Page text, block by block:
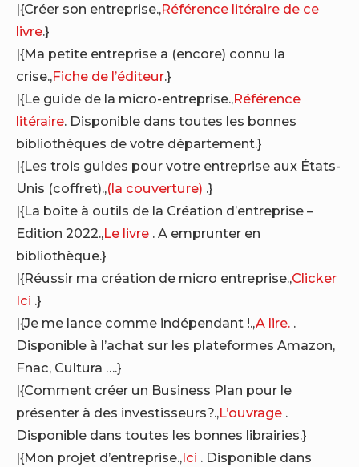
|{Créer son entreprise.,Référence litéraire de ce
livre.}
|{Ma petite entreprise a (encore) connu la
crise.,Fiche de l’éditeur.}
|{Le guide de la micro-entreprise.,Référence
litéraire. Disponible dans toutes les bonnes
bibliothèques de votre département.}
|{Les trois guides pour votre entreprise aux États-
Unis (coffret).,(la couverture) .}
|{La boîte à outils de la Création d’entreprise –
Edition 2022.,Le livre . A emprunter en
bibliothèque.}
|{Réussir ma création de micro entreprise.,Clicker
Ici .}
|{Je me lance comme indépendant !.,A lire. .
Disponible à l’achat sur les plateformes Amazon,
Fnac, Cultura ….}
|{Comment créer un Business Plan pour le
présenter à des investisseurs?.,L’ouvrage .
Disponible dans toutes les bonnes librairies.}
|{Mon projet d’entreprise.,Ici . Disponible dans